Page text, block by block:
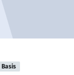
Basis